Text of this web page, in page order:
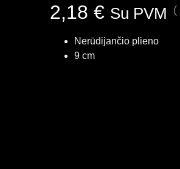
2,18 € Su PVM (
Nerūdijančio plieno
9 cm